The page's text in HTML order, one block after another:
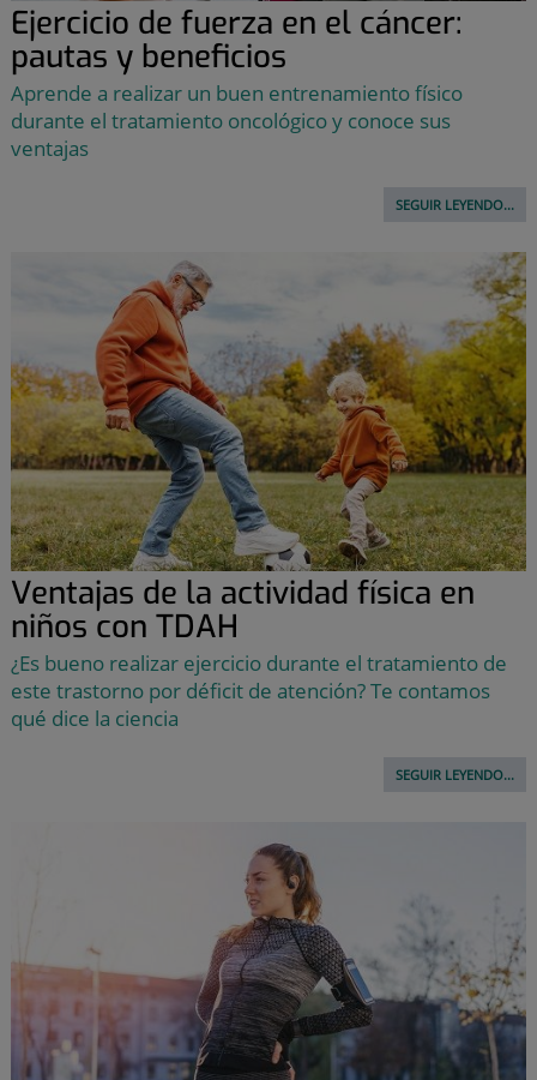
Ejercicio de fuerza en el cáncer:
pautas y beneficios
Aprende a realizar un buen entrenamiento físico
durante el tratamiento oncológico y conoce sus
ventajas
SEGUIR LEYENDO...
Ventajas de la actividad física en
niños con TDAH
¿Es bueno realizar ejercicio durante el tratamiento de
este trastorno por déficit de atención? Te contamos
qué dice la ciencia
SEGUIR LEYENDO...